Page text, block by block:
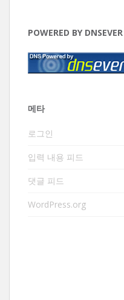
POWERED BY DNSEVER
메타
로그인
입력 내용 피드
댓글 피드
WordPress.org